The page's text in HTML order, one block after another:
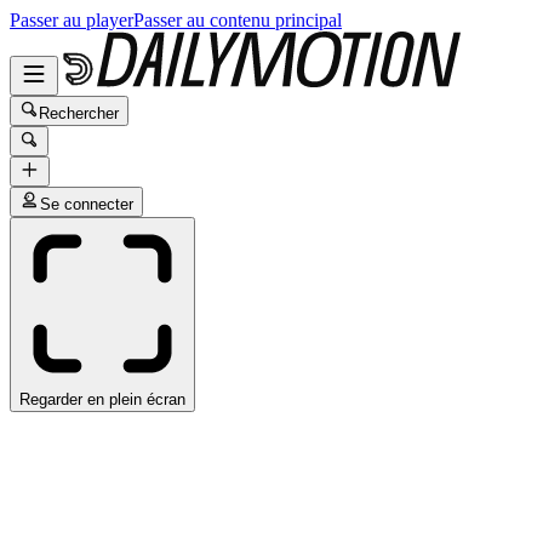
Passer au playerPasser au contenu principal
Rechercher
Se connecter
Regarder en plein écran